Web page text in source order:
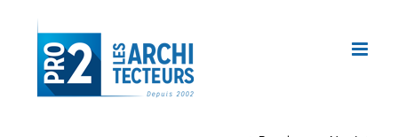
contenu